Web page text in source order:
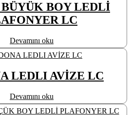
BÜYÜK BOY LEDLİ
LC
Devamını oku
LEDLI AVİZE LC
Devamını oku